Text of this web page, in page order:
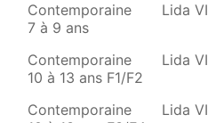
Contemporaine
7 à 9 ans
Lida
Contemporaine
10 à 13 ans F1/F2
Lida
Contemporaine
Lida